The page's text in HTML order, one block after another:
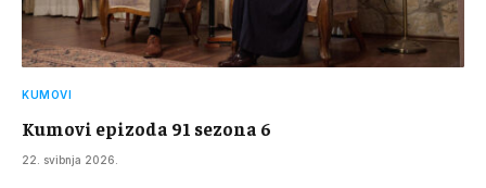
KUMOVI
Kumovi epizoda 91 sezona 6
22. svibnja 2026.